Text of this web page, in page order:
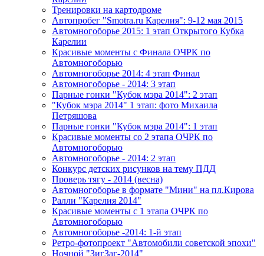
Тренировки на картодроме
Автопробег "Smotra.ru Карелия": 9-12 мая 2015
Автомногоборье 2015: 1 этап Открытого Кубка
Карелии
Красивые моменты с Финала ОЧРК по
Автомногоборью
Автомногоборье 2014: 4 этап Финал
Автомногоборье - 2014: 3 этап
Парные гонки "Кубок мэра 2014": 2 этап
"Кубок мэра 2014" 1 этап: фото Михаила
Петряшова
Парные гонки "Кубок мэра 2014": 1 этап
Красивые моменты со 2 этапа ОЧРК по
Автомногоборью
Автомногоборье - 2014: 2 этап
Конкурс детских рисунков на тему ПДД
Проверь тягу - 2014 (весна)
Автомногоборье в формате "Мини" на пл.Кирова
Ралли "Карелия 2014"
Красивые моменты с 1 этапа ОЧРК по
Автомногоборью
Автомногоборье -2014: 1-й этап
Ретро-фотопроект "Автомобили советской эпохи"
Ночной "ЗигЗаг-2014"